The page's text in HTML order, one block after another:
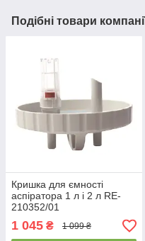
Подібні товари
Кришка для ємності
аспіратора 1 л і 2 л RE-
210352/01
1 045 ₴ 1 099 ₴